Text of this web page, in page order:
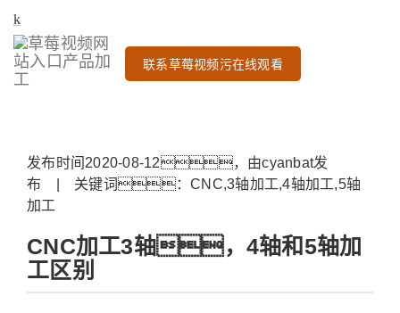
联系草莓视频污在线观看
发布时间2020-08-12，由cyanbat发
布 | 关键词：CNC,3轴加工,4轴加工,5轴
加工
CNC加工3轴，4轴和5轴加
工区别